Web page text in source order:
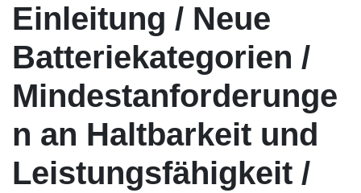
Einleitung / Neue
Batteriekategorien /
Mindestanforderunge
n an Haltbarkeit und
Leistungsfähigkeit /